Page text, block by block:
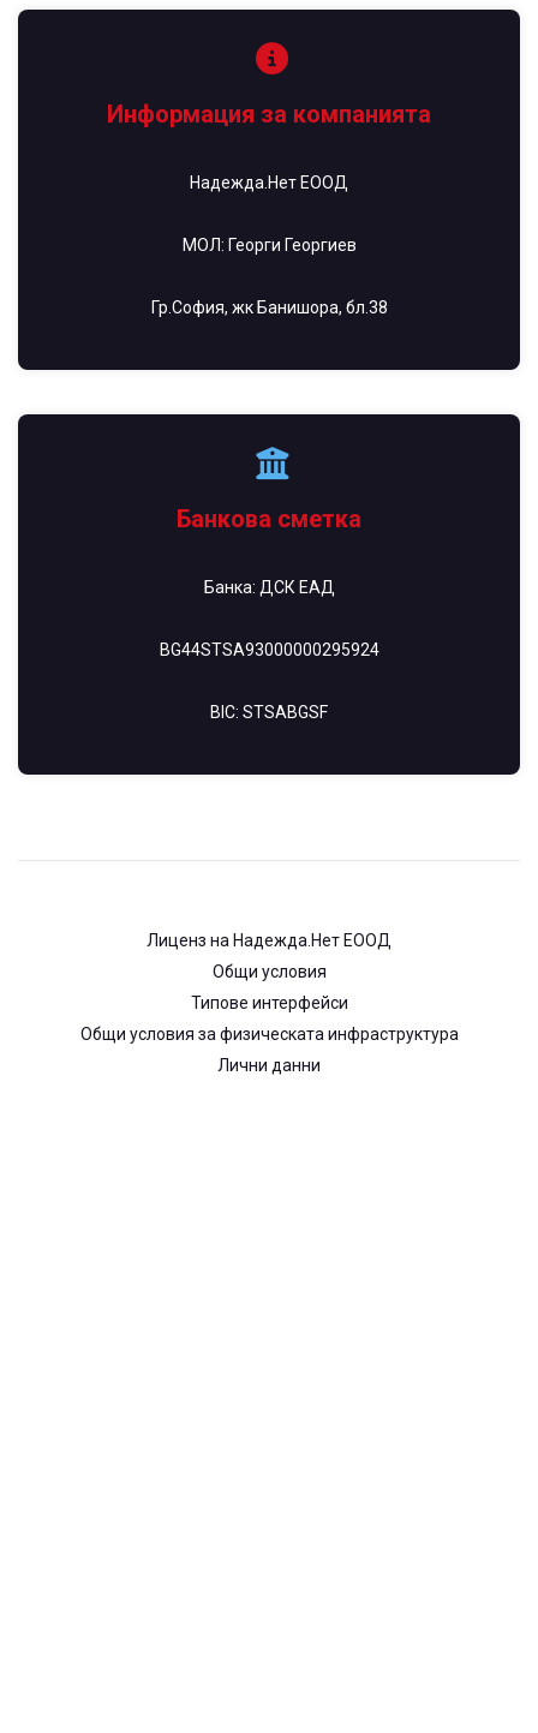
Информация за компанията
Надежда.Нет ЕООД
МОЛ: Георги Георгиев
Гр.София, жк Банишора, бл.38
Банкова сметка
Банка: ДСК ЕАД
BG44STSA93000000295924
BIC: STSABGSF
Лиценз на Надежда.Нет ЕООД
Общи условия
Типове интерфейси
Общи условия за физическата инфраструктура
Лични данни